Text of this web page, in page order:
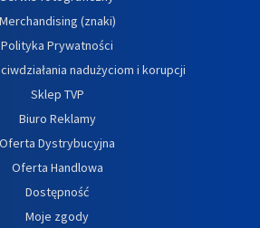
Merchandising (znaki)
Polityka Prywatności
nadużyciom i korupcji
Sklep TVP
Biuro Reklamy
Oferta Dystrybucyjna
Oferta Handlowa
Dostępność
Moje zgody